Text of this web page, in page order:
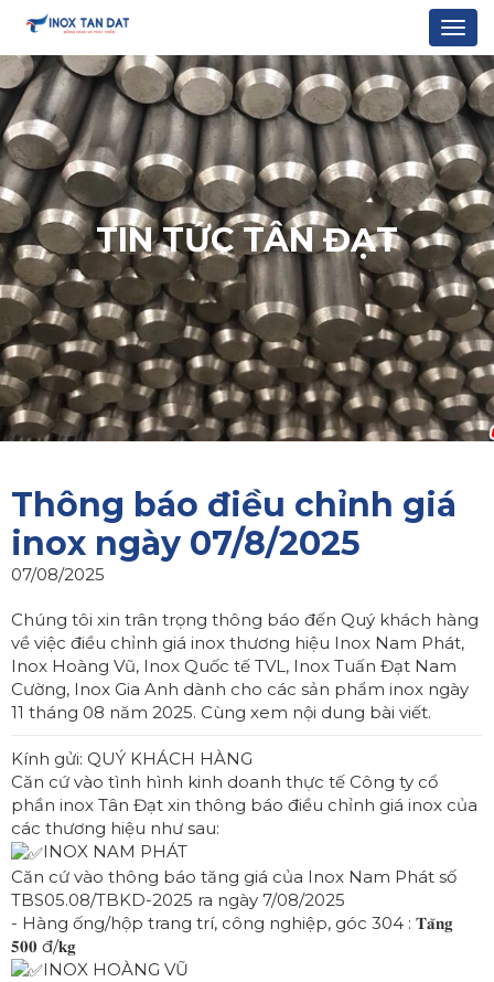
TIN TỨC TÂN ĐẠT
Thông báo điều chỉnh giá
inox ngày 07/8/2025
07/08/2025
Chúng tôi xin trân trọng thông báo đến Quý khách hàng
về việc điều chỉnh giá inox thương hiệu Inox Nam Phát,
Inox Hoàng Vũ, Inox Quốc tế TVL, Inox Tuấn Đạt Nam
Cường, Inox Gia Anh dành cho các sản phẩm inox ngày
11 tháng 08 năm 2025. Cùng xem nội dung bài viết.
Kính gửi: QUÝ KHÁCH HÀNG
Căn cứ vào tình hình kinh doanh thực tế Công ty cổ
phần inox Tân Đạt xin thông báo điều chỉnh giá inox của
các thương hiệu như sau:
INOX NAM PHÁT
Căn cứ vào thông báo tăng giá của Inox Nam Phát số
TBS05.08/TBKD-2025 ra ngày 7/08/2025
- Hàng ống/hộp trang trí, công nghiệp, góc 304 : 𝐓𝐚̆𝐧𝐠
𝟓𝟎𝟎 đ/𝐤𝐠
INOX HOÀNG VŨ